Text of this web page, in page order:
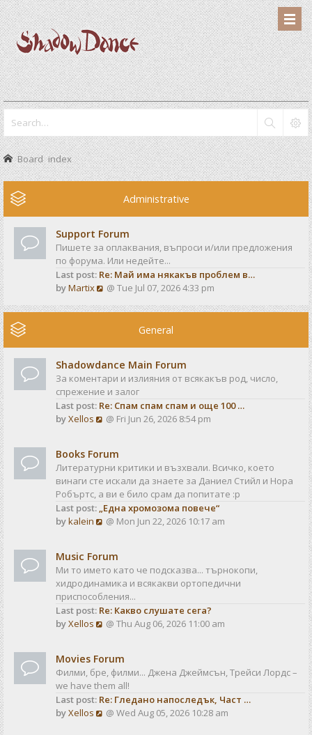
Board index
Administrative
Support Forum
Пишете за оплаквания, въпроси и/или предложения
по форума. Или недейте...
Last post: Re: Май има някакъв проблем в…
byMartix
V
e
e
l
a
t
e
p
o
s
@ Tue Jul 07, 2026 4:33 pm
General
Shadowdance Main Forum
За коментари и излияния от всякакъв род, число,
спрежение и залог
Last post: Re: Спам спам спам и още 100 …
byXellos
V
w
t
h
e
l
a
s
t
p
o
s
@ Fri Jun 26, 2026 8:54 pm
Books Forum
Литературни критики и възхвали. Всичко, което
винаги сте искали да знаете за Даниел Стийл и Нора
Робъртс, а ви е било срам да попитате :р
Last post: „Една хромозома повече“
bykalein
V
w
t
h
e
l
a
s
t
p
o
s
@ Mon Jun 22, 2026 10:17 am
Music Forum
Ми то името като че подсказва... търнокопи,
хидродинамика и всякакви ортопедични
приспособления...
Last post: Re: Какво слушате сега?
byXellos
V
w
t
h
e
@ Thu Aug 06, 2026 11:00 am
Movies Forum
Филми, бре, филми... Джена Джеймсън, Трейси Лордс –
we have them all!
Last post: Re: Гледано напоследък, Част …
byXellos
V@ Wed Aug 05, 2026 10:28 am